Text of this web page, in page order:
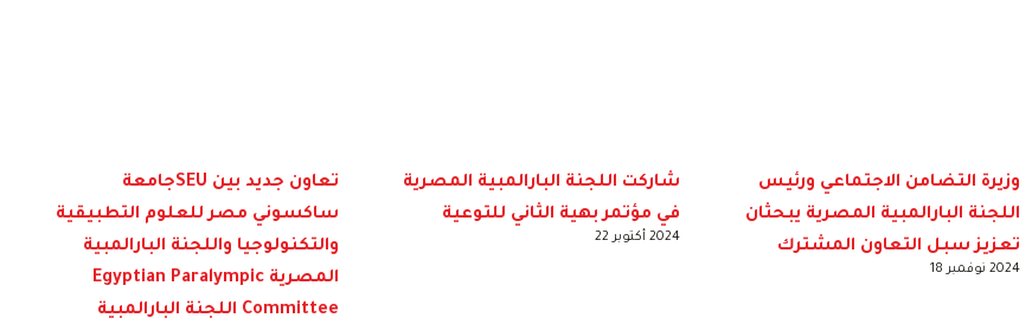
وزيرة التضامن الاجتماعي ورئيس
اللجنة البارالمبية المصرية يبحثان
تعزيز سبل التعاون المشترك
2024 نوفمبر 18
شاركت اللجنة البارالمبية المصرية
في مؤتمر بهية الثاني للتوعية
2024 أكتوبر 22
تعاون جديد بين SEUجامعة
ساكسوني مصر للعلوم التطبيقية
والتكنولوجيا واللجنة البارالمبية
المصرية Egyptian Paralympic
Committee اللجنة البارالمبية